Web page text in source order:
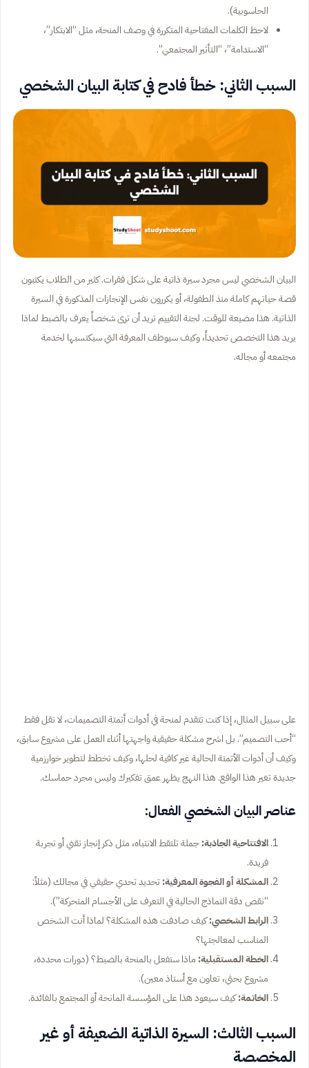
الحاسوبية).
لاحظ الكلمات المفتاحية المتكررة في وصف المنحة، مثل “الابتكار”،
“الاستدامة”، “التأثير المجتمعي”.
السبب الثاني: خطأ فادح في كتابة البيان الشخصي
البيان الشخصي ليس مجرد سيرة ذاتية على شكل فقرات. كثير من الطلاب يكتبون
قصة حياتهم كاملة منذ الطفولة، أو يكررون نفس الإنجازات المذكورة في السيرة
الذاتية. هذا مضيعة للوقت. لجنة التقييم تريد أن ترى شخصاً يعرف بالضبط لماذا
يريد هذا التخصص تحديداً، وكيف سيوظف المعرفة التي سيكتسبها لخدمة
مجتمعه أو مجاله.
على سبيل المثال، إذا كنت تتقدم لمنحة في أدوات أتمتة التصميمات، لا تقل فقط
“أحب التصميم”. بل اشرح مشكلة حقيقية واجهتها أثناء العمل على مشروع سابق،
وكيف أن أدوات الأتمتة الحالية غير كافية لحلها، وكيف تخطط لتطوير خوارزمية
جديدة تغير هذا الواقع. هذا النهج يظهر عمق تفكيرك وليس مجرد حماسك.
عناصر البيان الشخصي الفعال:
الافتتاحية الجاذبة:جملة تلتقط الانتباه، مثل ذكر إنجاز تقني أو تجربة
فريدة.
المشكلة أو الفجوة المعرفية:تحديد تحدي حقيقي في مجالك (مثلاً:
“نقص دقة النماذج الحالية في التعرف على الأجسام المتحركة”).
الرابط الشخصي:كيف صادفت هذه المشكلة؟ لماذا أنت الشخص
المناسب لمعالجتها؟
الخطة المستقبلية: ماذا ستفعل بالمنحة بالضبط؟ (دورات محددة،
مشروع بحثي، تعاون مع أستاذ معين).
الخاتمة:كيف سيعود هذا على المؤسسة المانحة أو المجتمع بالفائدة.
السبب الثالث: السيرة الذاتية الضعيفة أو غير
المخصصة